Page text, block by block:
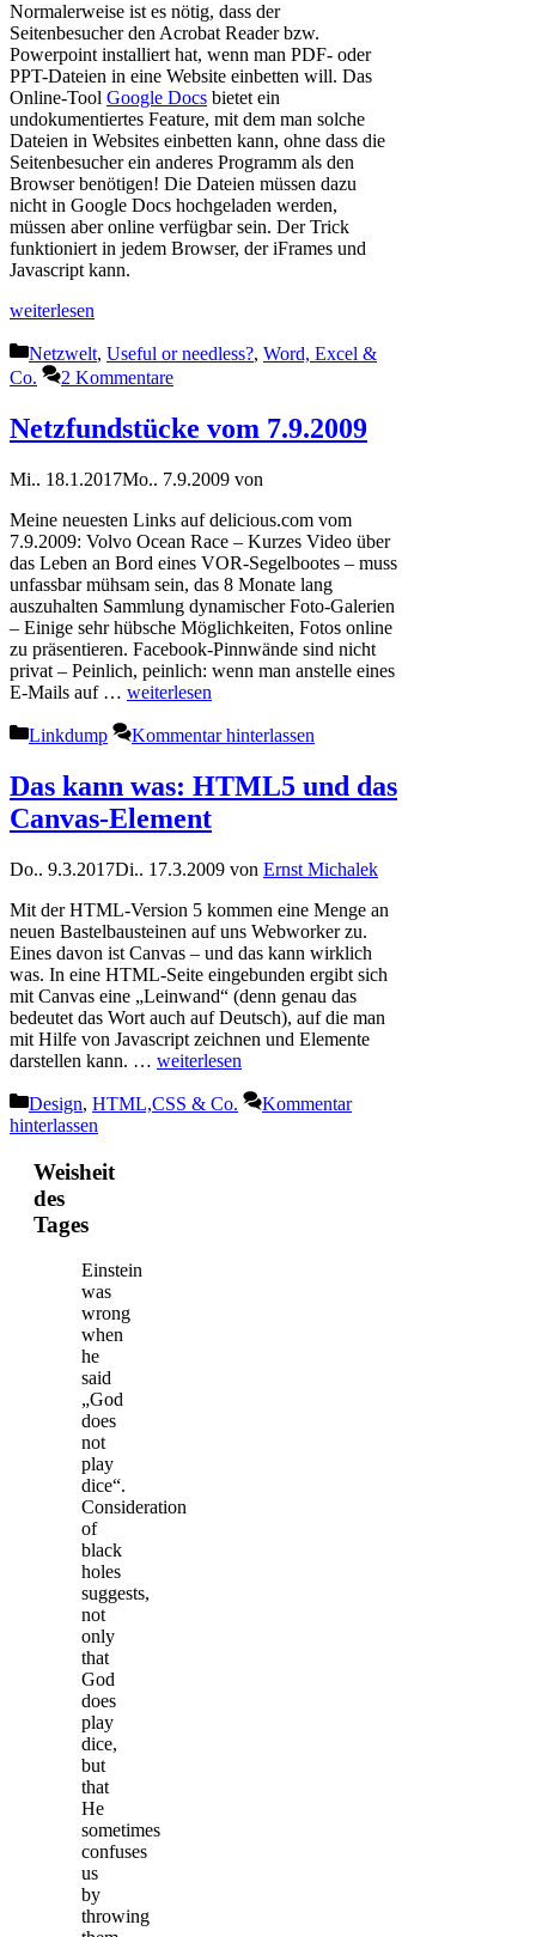
Normalerweise ist es nötig, dass der
Seitenbesucher den Acrobat Reader bzw.
Powerpoint installiert hat, wenn man PDF- oder
PPT-Dateien in eine Website einbetten will. Das
Online-Tool Google Docs bietet ein
undokumentiertes Feature, mit dem man solche
Dateien in Websites einbetten kann, ohne dass die
Seitenbesucher ein anderes Programm als den
Browser benötigen! Die Dateien müssen dazu
nicht in Google Docs hochgeladen werden,
müssen aber online verfügbar sein. Der Trick
funktioniert in jedem Browser, der iFrames und
Javascript kann.
weiterlesen
Kategorien
Netzwelt, Useful or needless?, Word, Excel &
Co.
2 Kommentare
Netzfundstücke vom 7.9.2009
Mi.. 18.1.2017Mo.. 7.9.2009 von
Meine neuesten Links auf delicious.com vom
7.9.2009: Volvo Ocean Race – Kurzes Video über
das Leben an Bord eines VOR-Segelbootes – muss
unfassbar mühsam sein, das 8 Monate lang
auszuhalten Sammlung dynamischer Foto-Galerien
– Einige sehr hübsche Möglichkeiten, Fotos online
zu präsentieren. Facebook-Pinnwände sind nicht
privat – Peinlich, peinlich: wenn man anstelle eines
E-Mails auf … weiterlesen
Kategorien
Linkdump Kommentar hinterlassen
Das kann was: HTML5 und das
Canvas-Element
Do.. 9.3.2017Di.. 17.3.2009 von Ernst Michalek
Mit der HTML-Version 5 kommen eine Menge an
neuen Bastelbausteinen auf uns Webworker zu.
Eines davon ist Canvas – und das kann wirklich
was. In eine HTML-Seite eingebunden ergibt sich
mit Canvas eine „Leinwand“ (denn genau das
bedeutet das Wort auch auf Deutsch), auf die man
mit Hilfe von Javascript zeichnen und Elemente
darstellen kann. … weiterlesen
Kategorien
Design, HTML,CSS & Co.
Kommentar
hinterlassen
Weisheit
des
Tages
Einstein
was
wrong
when
he
said
„God
does
not
play
dice“.
Consideration
of
black
holes
suggests,
not
only
that
God
does
play
dice,
but
that
He
sometimes
confuses
us
by
throwing